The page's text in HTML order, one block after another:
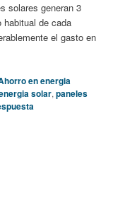
solares generan 3
de cada
el gasto en
en energia
solar,paneles